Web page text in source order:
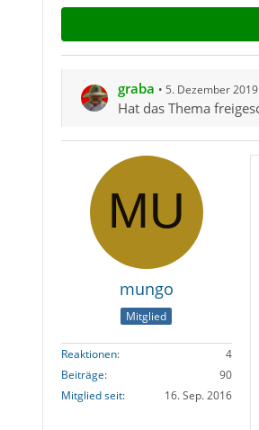
graba 5. Dezember
Hat das Thema
mungo
Mitglied
Reaktionen
4
Beiträge
90
Mitglied seit
16. Sep. 2016